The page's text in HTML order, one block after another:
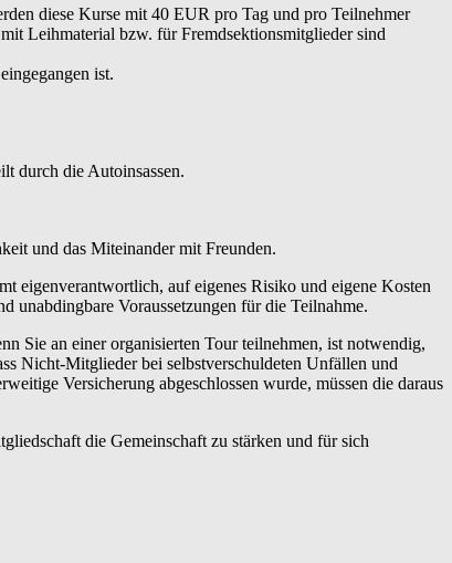
diese Kurse mit 40 EUR pro Tag und pro Teilnehmer
Leihmaterial bzw. für Fremdsektionsmitglieder sind
ist.
durch die Autoinsassen.
und das Miteinander mit Freunden.
eigenverantwortlich, auf eigenes Risiko und eigene Kosten
unabdingbare Voraussetzungen für die Teilnahme.
Sie an einer organisierten Tour teilnehmen, ist notwendig,
Nicht-Mitglieder bei selbstverschuldeten Unfällen und
Versicherung abgeschlossen wurde, müssen die daraus
die Gemeinschaft zu stärken und für sich